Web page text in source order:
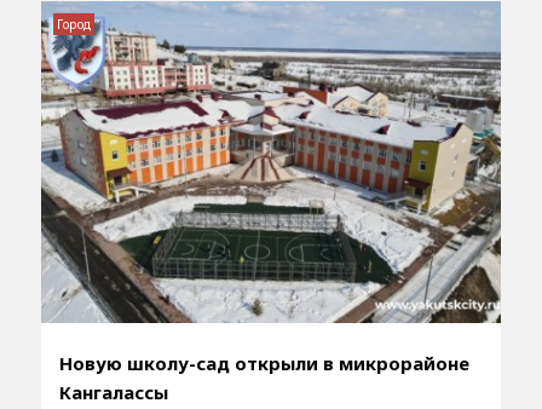
Новую школу-сад открыли в микрорайоне
Кангалассы
Город